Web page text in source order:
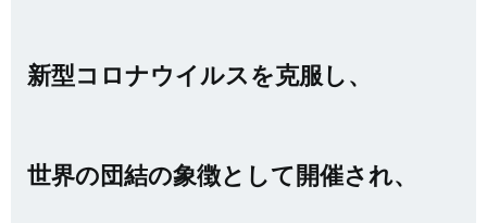
新型コロナウイルスを克服し、
世界の団結の象徴として開催され、